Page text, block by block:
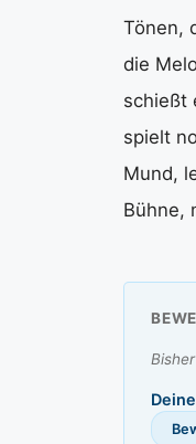
Tönen,
die
schießt
spielt
Mund,
Bühne,